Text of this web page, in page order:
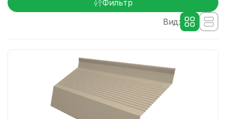
Фильтр
Вид: